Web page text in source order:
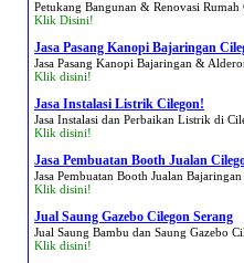
Petukang Bangunan & Renovasi Rumah
Klik Disini!
Jasa Pasang Kanopi Bajaringan
Jasa Pasang Kanopi Bajaringan &
Klik disini!
Jasa Instalasi Listrik Cilegon!
Jasa Instalasi dan Perbaikan Listrik di
Klik disini!
Jasa Pembuatan Booth Jualan
Jasa Pembuatan Booth Jualan
Klik disini!
Jual Saung Gazebo Cilegon Serang
Jual Saung Bambu dan Saung Gazebo
Klik disini!